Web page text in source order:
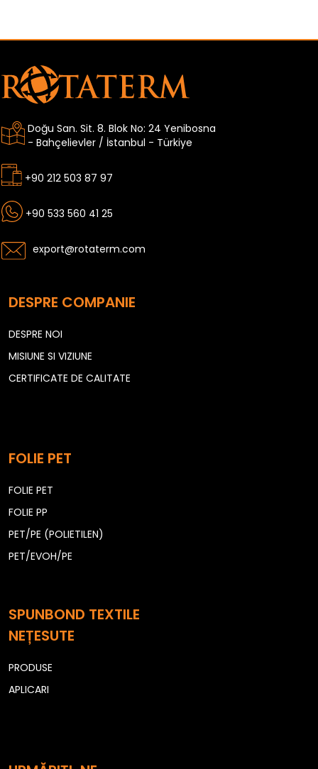
Doğu San. Sit. 8. Blok No: 24 Yenibosna
- Bahçelievler / İstanbul - Türkiye
+90 212 503 87 97
+90 533 560 41 25
export@rotaterm.com
DESPRE COMPANIE
DESPRE NOI
MISIUNE SI VIZIUNE
CERTIFICATE DE CALITATE
FOLIE PET
FOLIE PET
FOLIE PP
PET/PE (POLIETILEN)
PET/EVOH/PE
SPUNBOND TEXTILE
NEȚESUTE
PRODUSE
APLICARI